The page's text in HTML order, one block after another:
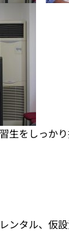
生をしっかり
ンタル、仮